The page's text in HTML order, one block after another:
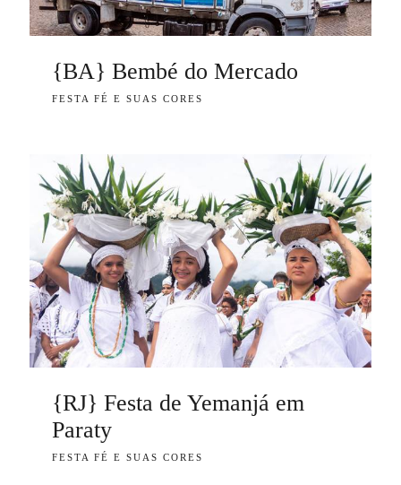
{BA} Bembé do Mercado
FESTA FÉ E SUAS CORES
{RJ} Festa de Yemanjá em
Paraty
FESTA FÉ E SUAS CORES